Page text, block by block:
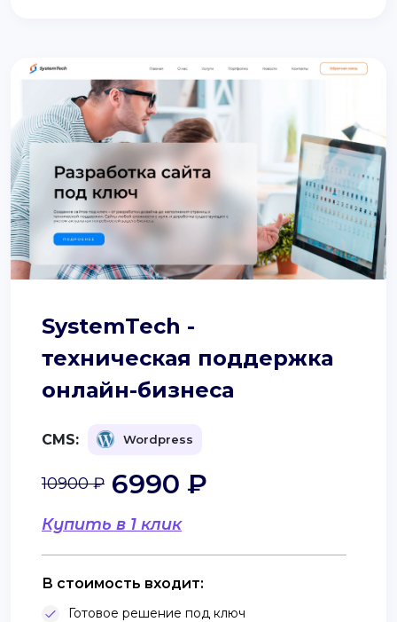
SystemTech -
техническая поддержка
онлайн-бизнеса
CMS: Wordpress
Купить в 1 клик
10900 ₽ 6990 ₽
В стоимость входит:
Готовое решение под ключ